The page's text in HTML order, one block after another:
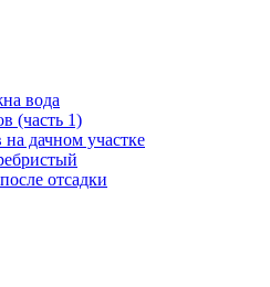
вода
(часть 1)
на дачном участке
отсадки